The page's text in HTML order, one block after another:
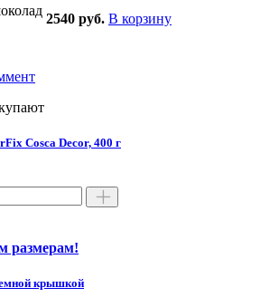
2540 руб. В корзину
Cosca Decor, 400 г
размерам!
крышкой